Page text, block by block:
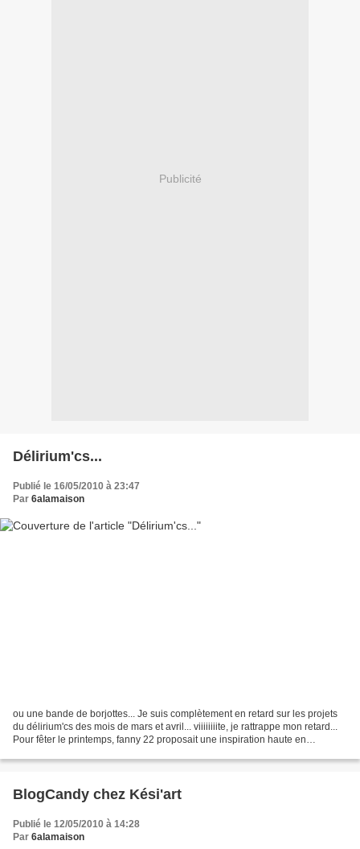
Publicité
Délirium'cs...
Publié le 16/05/2010 à 23:47
Par 6alamaison
ou une bande de borjottes... Je suis complètement en retard sur les projets
du délirium'cs des mois de mars et avril... viiiiiiiite, je rattrappe mon retard...
Pour fêter le printemps, fanny 22 proposait une inspiration haute en
BlogCandy chez Kési'art
Publié le 12/05/2010 à 14:28
Par 6alamaison